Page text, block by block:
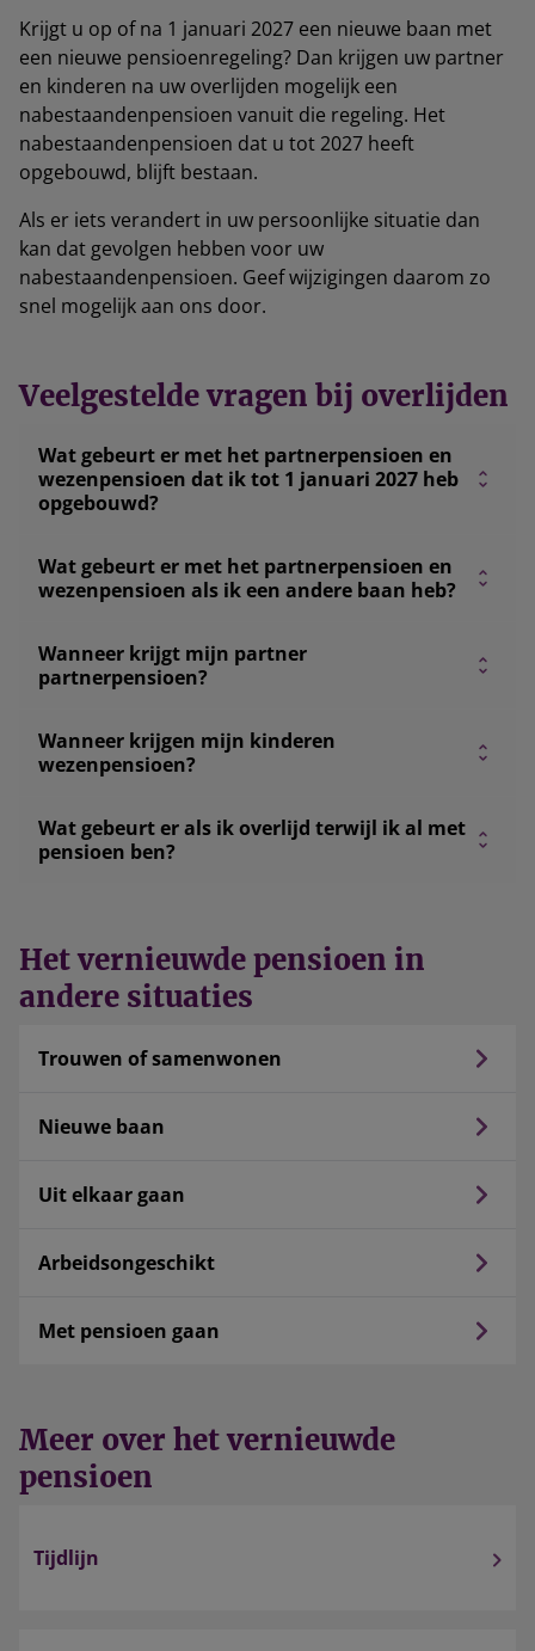
Krijgt u op of na 1 januari 2027 een nieuwe baan met
een nieuwe pensioenregeling? Dan krijgen uw partner
en kinderen na uw overlijden mogelijk een
nabestaandenpensioen vanuit die regeling. Het
nabestaandenpensioen dat u tot 2027 heeft
opgebouwd, blijft bestaan.
Als er iets verandert in uw persoonlijke situatie dan
kan dat gevolgen hebben voor uw
nabestaandenpensioen. Geef wijzigingen daarom zo
snel mogelijk aan ons door.
Veelgestelde vragen bij overlijden
Wat gebeurt er met het partnerpensioen en
wezenpensioen dat ik tot 1 januari 2027 heb
opgebouwd?
Wat gebeurt er met het partnerpensioen en
wezenpensioen als ik een andere baan heb?
Wanneer krijgt mijn partner
partnerpensioen?
Wanneer krijgen mijn kinderen
wezenpensioen?
Wat gebeurt er als ik overlijd terwijl ik al met
pensioen ben?
Het vernieuwde pensioen in
andere situaties
Trouwen of samenwonen
Nieuwe baan
Uit elkaar gaan
Arbeidsongeschikt
Met pensioen gaan
Meer over het vernieuwde
pensioen
Tijdlijn